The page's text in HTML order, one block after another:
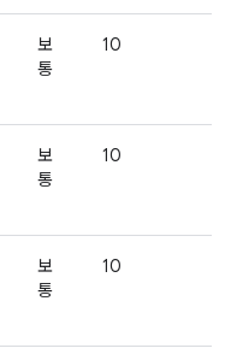
보
통
10
보
통
10
보
통
10